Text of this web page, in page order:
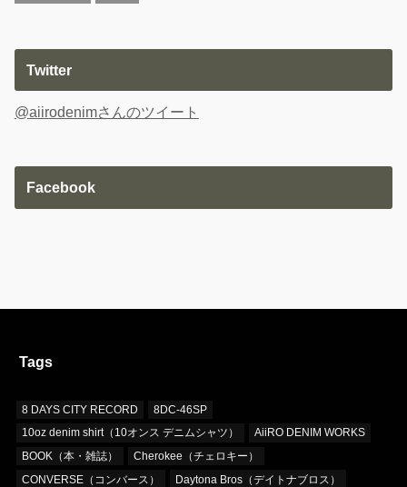
Twitter
@aiirodenimさんのツイート
Facebook
Tags
8 DAYS CITY RECORD
8DC-46SP
10oz denim shirt（10オンス デニムシャツ）
AiiRO DENIM WORKS
BOOK（本・雑誌）
Cherokee（チェロキー）
CONVERSE（コンバース）
Daytona Bros（デイトナブロス）